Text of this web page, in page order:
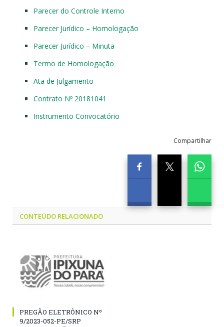
Parecer do Controle Interno
Parecer Jurídico – Homologação
Parecer Jurídico – Minuta
Termo de Homologação
Ata de Julgamento
Contrato Nº 20181041
Instrumento Convocatório
Compartilhar
CONTEÚDO RELACIONADO
PREGÃO ELETRÔNICO Nº
9/2023-052-PE/SRP